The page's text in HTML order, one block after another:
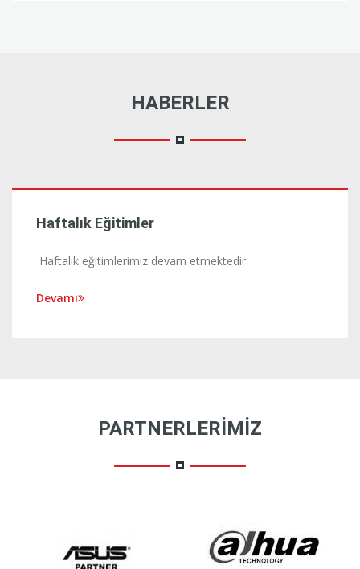
HABERLER
Haftalık Eğitimler
Haftalık eğitimlerimiz devam etmektedir
Devamı
PARTNERLERIMIZ